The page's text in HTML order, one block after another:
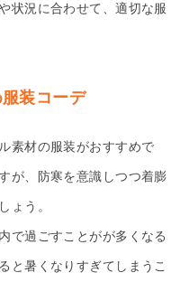
状況に合わせて、適切な服
服装コーデ
素材の服装がおすすめで
が、防寒を意識しつつ着膨
ょう。
で過ごすことがが多くなる
と暑くなりすぎてしまうこ